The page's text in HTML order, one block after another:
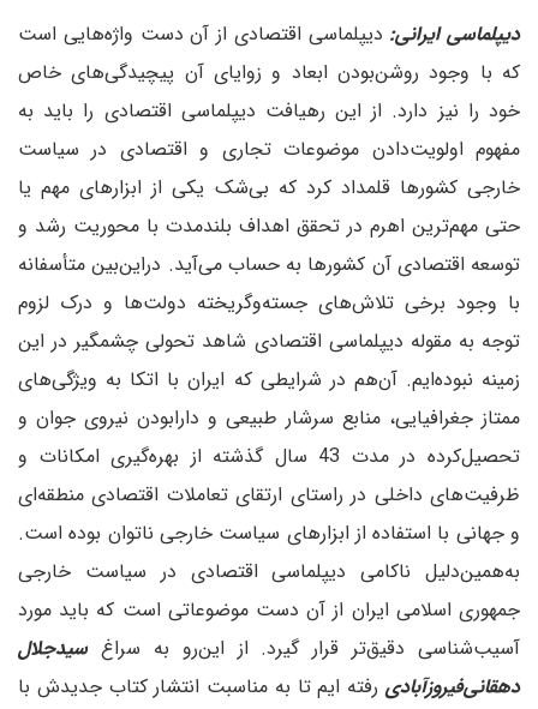
دیپلماسی ایرانی: دیپلماسی اقتصادی از آن دست واژه‌هایی است
که با وجود روشن‌بودن ابعاد و زوایای آن پیچیدگی‌های خاص
خود را نیز دارد. از این رهیافت دیپلماسی اقتصادی را باید به
مفهوم اولویت‌دادن موضوعات تجاری و اقتصادی در سیاست
خارجی کشورها قلمداد کرد که بی‌شک یکی از ابزارهای مهم یا
حتی مهم‌ترین اهرم در تحقق اهداف بلندمدت با محوریت رشد و
توسعه اقتصادی آن کشورها به حساب می‌آید. در‌این‌بین متأسفانه
با وجود برخی تلاش‌های جسته‌‌وگریخته دولت‌ها و درک لزوم
توجه به مقوله دیپلماسی اقتصادی شاهد تحولی چشمگیر در این
زمینه نبوده‌ایم. آن‌هم در شرایطی که ایران با اتکا به ویژگی‌های
ممتاز جغرافیایی، منابع سرشار طبیعی و دارا‌بودن نیروی جوان و
تحصیل‌کرده در مدت 43 سال گذشته از بهره‌گیری امکانات و
ظرفیت‌های داخلی در راستای ارتقای تعاملات اقتصادی منطقه‌ای
و جهانی با استفاده از ابزارهای سیاست خارجی ناتوان بوده است.
به‌همین‌دلیل ناکامی دیپلماسی اقتصادی در سیاست خارجی
جمهوری اسلامی ایران از آن دست موضوعاتی است که باید مورد
آسیب‌شناسی دقیق‌تر قرار گیرد. از‌ این‌رو به سراغ سید‌جلال
دهقانی‌فیروزآبادیرفته ایم تا به مناسبت انتشار کتاب جدیدش با